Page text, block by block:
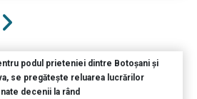
podul prieteniei dintre Botoșani și
se pregătește reluarea lucrărilor
decenii la rând